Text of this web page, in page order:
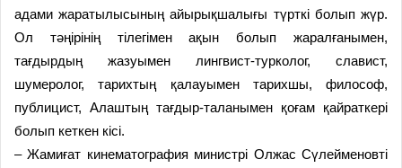
адами жаратылысының айырықшалығы түрткі болып жүр.
Ол тәңірінің тілегімен ақын болып жаралғанымен,
тағдырдың жазуымен лингвист-турколог, славист,
шумеролог, тарихтың қалауымен тарихшы, философ,
публицист, Алаштың тағдыр-таланымен қоғам қайраткері
болып кеткен кісі.
– Жамиғат кинематография министрі Олжас Сүлейменовті